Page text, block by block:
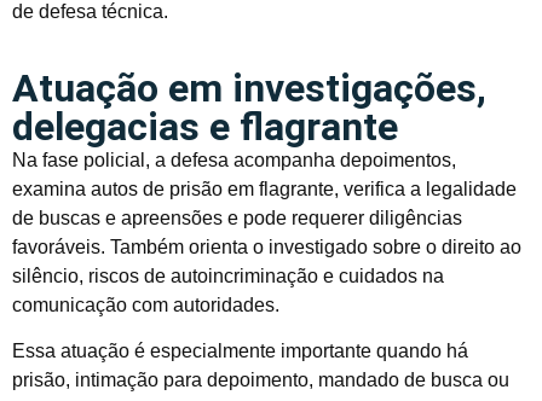
de defesa técnica.
Atuação em investigações,
delegacias e flagrante
Na fase policial, a defesa acompanha depoimentos,
examina autos de prisão em flagrante, verifica a legalidade
de buscas e apreensões e pode requerer diligências
favoráveis. Também orienta o investigado sobre o direito ao
silêncio, riscos de autoincriminação e cuidados na
comunicação com autoridades.
Essa atuação é especialmente importante quando há
prisão, intimação para depoimento, mandado de busca ou